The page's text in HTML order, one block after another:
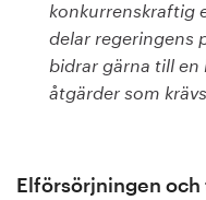
konkurrenskraftig
delar regeringens
bidrar gärna till en
åtgärder som
Elförsörjningen